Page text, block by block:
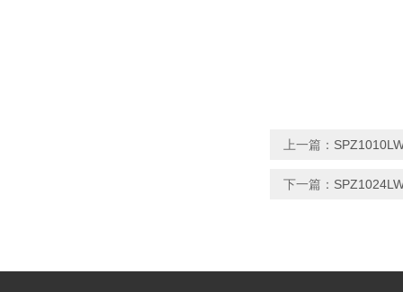
上一篇：
下一篇：